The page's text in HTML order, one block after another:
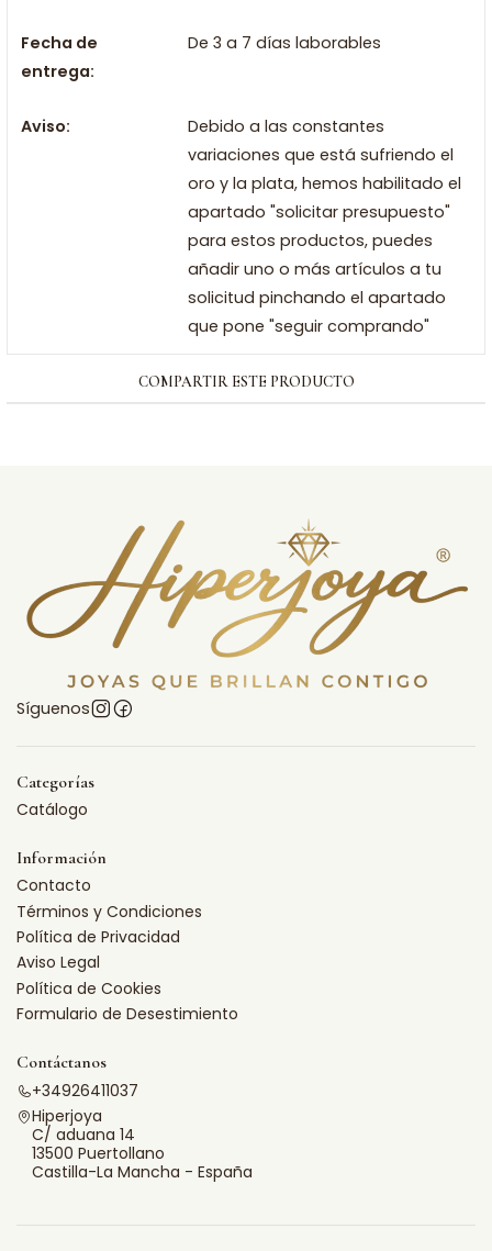
Fecha de
entrega:
De 3 a 7 días laborables
Aviso:
Debido a las constantes
variaciones que está sufriendo el
oro y la plata, hemos habilitado el
apartado "solicitar presupuesto"
para estos productos, puedes
añadir uno o más artículos a tu
solicitud pinchando el apartado
que pone "seguir comprando"
COMPARTIR ESTE PRODUCTO
Síguenos
Categorías
Catálogo
Información
Contacto
Términos y Condiciones
Política de Privacidad
Aviso Legal
Política de Cookies
Formulario de Desestimiento
Contáctanos
+34926411037
Hiperjoya
C/ aduana 14
13500 Puertollano
Castilla-La Mancha - España